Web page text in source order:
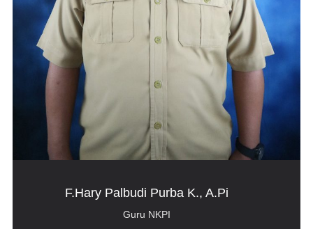
F.Hary Palbudi Purba K., A.Pi
Guru NKPI